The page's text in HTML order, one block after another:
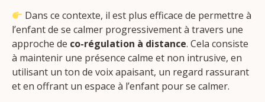
Dans ce contexte, il est plus efficace de permettre à
l’enfant de se calmer progressivement à travers une
approche de co-régulation à distance. Cela consiste
à maintenir une présence calme et non intrusive, en
utilisant un ton de voix apaisant, un regard rassurant
et en offrant un espace à l’enfant pour se calmer.